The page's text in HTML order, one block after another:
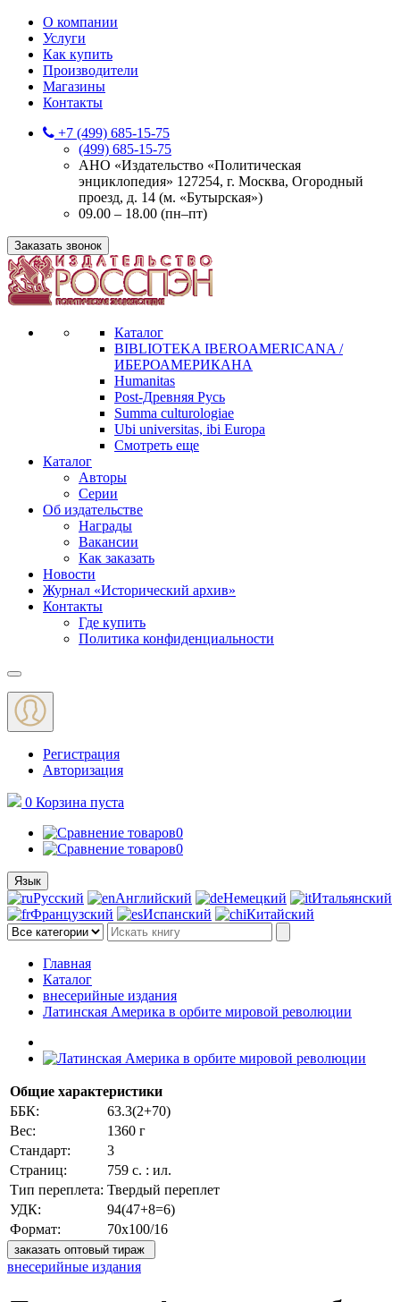
О компании
Услуги
Как купить
Производители
Магазины
Контакты
+7 (499) 685-15-75
(499) 685-15-75
АНО «Издательство «Политическая
энциклопедия» 127254, г. Москва, Огородный
проезд, д. 14 (м. «Бутырская»)
09.00 – 18.00 (пн–пт)
Заказать звонок
Каталог
BIBLIOTEKA IBEROAMERICANA /
ИБЕРОАМЕРИКАНА
Humanitas
Post-Древняя Русь
Summa culturologiae
Ubi universitas, ibi Europa
Смотреть еще
Каталог
Авторы
Серии
Об издательстве
Награды
Вакансии
Как заказать
Новости
Журнал «Исторический архив»‎
Контакты
Где купить
Политика конфиденциальности
Меню
Регистрация
Авторизация
0 Корзина пуста
0
0
Язык
Русский Английский Немецкий
Итальянский
Французский
Испанский Китайский
Главная
Каталог
внесерийные издания
Латинская Америка в орбите мировой революции
Общие характеристики
ББК:
63.3(2+70)
Вес:
1360 г
Стандарт:
3
Страниц:
759 с. : ил.
Тип переплета: Твердый переплет
УДК:
94(47+8=6)
Формат:
70х100/16
заказать оптовый тираж
внесерийные издания